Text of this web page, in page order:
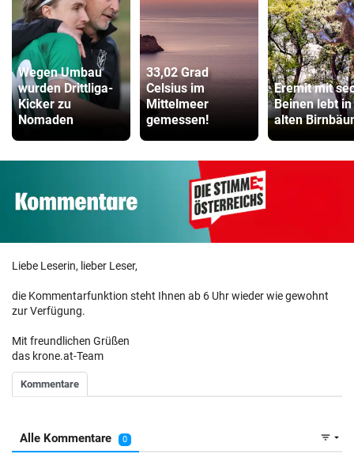
Wegen Umbau
wurden Drittliga-
Kicker zu
Nomaden
33,02 Grad
Celsius im
Mittelmeer
gemessen!
Eremit mit
Beinen lebt in
alten
Liebe Leserin, lieber Leser,
die Kommentarfunktion steht Ihnen ab 6 Uhr wieder wie gewohnt
zur Verfügung.
Mit freundlichen Grüßen
das krone.at-Team